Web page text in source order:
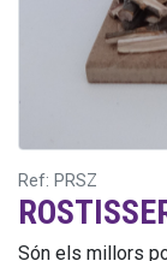
Ref: PRSZ
Són els millors